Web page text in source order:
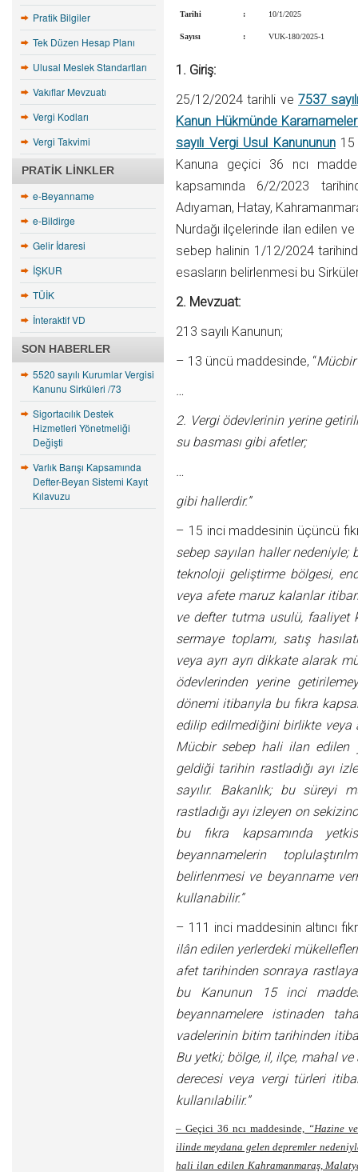
Pratik Bilgiler
Tek Düzen Hesap Planı
Ulusal Meslek Standartları
Vakıflar Mevzuatı
Vergi Kodları
Vergi Takvimi
PRATIK LINKLER
e-Beyanname
e-Bildirge
Gelir İdaresi
İŞKUR
TÜİK
İnteraktif VD
SON HABERLER
5520 sayılı Kurumlar Vergisi
Kanunu Sirküleri /73
Sigortacılık Destek
Hizmetleri Yönetmeliği
Değişti
Varlık Barışı Kapsamında
Defter-Beyan Sistemi Kayıt
Kılavuzu
Tarihi : 10/1/2025
Sayısı : VUK-180/2025-1
1. Giriş:
25/12/2024 tarihli ve7537
Kanun Hükmünde
sayılı Vergi Usul Kanununun15
Kanuna geçici 36 ncı
kapsamında 6/2/2023
Adıyaman, Hatay,
Nurdağı ilçelerinde ilan edilen
sebep halinin 1/12/2024
esasların belirlenmesi bu
2. Mevzuat:
213 sayılı Kanunun;
– 13 üncü maddesinde, “Mücbir
…
2. Vergi ödevlerinin yerine
su basması gibi afetler;
…
gibi hallerdir.”
– 15 inci maddesinin üçüncü
sebep sayılan haller
teknoloji geliştirme bölgesi,
veya afete maruz kalanlar
ve defter tutma usulü, faaliyet
sermaye toplamı, satış
veya ayrı ayrı dikkate alarak
ödevlerinden yerine
dönemi itibarıyla bu fıkra
edilip edilmediğini birlikte veya
Mücbir sebep hali ilan edilen
geldiği tarihin rastladığı ayı
sayılır. Bakanlık; bu süreyi
rastladığı ayı izleyen on
bu fıkra kapsamında
beyannamelerin
belirlenmesi ve beyanname
kullanabilir.”
– 111 inci maddesinin altıncı
ilân edilen yerlerdeki
afet tarihinden sonraya
bu Kanunun 15 inci
beyannamelere istinaden
vadelerinin bitim tarihinden
Bu yetki; bölge, il, ilçe, mahal
derecesi veya vergi türleri
kullanılabilir.”
– Geçici 36 ncı maddesinde, “Hazine
ilinde meydana gelen depremler
hali ilan edilen Kahramanmaraş,